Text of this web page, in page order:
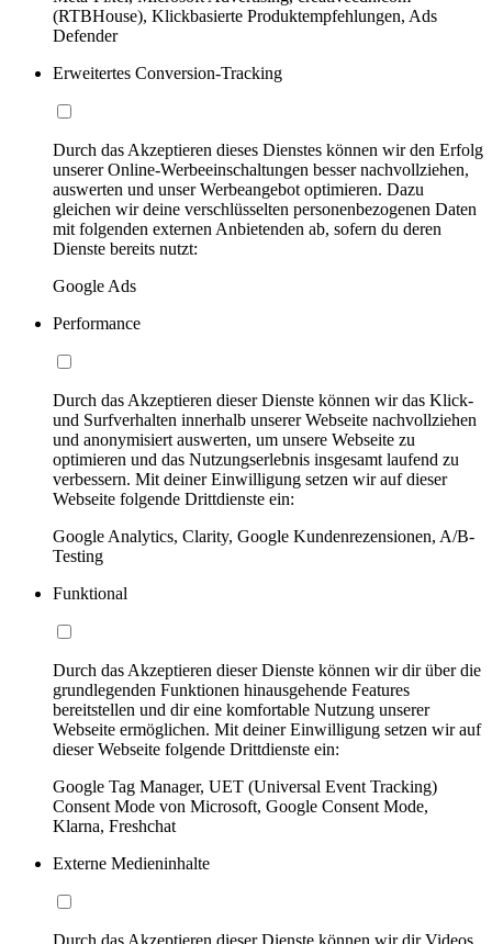
(RTBHouse), Klickbasierte Produktempfehlungen, Ads
Defender
Erweitertes Conversion-Tracking
Durch das Akzeptieren dieses Dienstes können wir den Erfolg
unserer Online-Werbeeinschaltungen besser nachvollziehen,
auswerten und unser Werbeangebot optimieren. Dazu
gleichen wir deine verschlüsselten personenbezogenen Daten
mit folgenden externen Anbietenden ab, sofern du deren
Dienste bereits nutzt:
Google Ads
Performance
Durch das Akzeptieren dieser Dienste können wir das Klick-
und Surfverhalten innerhalb unserer Webseite nachvollziehen
und anonymisiert auswerten, um unsere Webseite zu
optimieren und das Nutzungserlebnis insgesamt laufend zu
verbessern. Mit deiner Einwilligung setzen wir auf dieser
Webseite folgende Drittdienste ein:
Google Analytics, Clarity, Google Kundenrezensionen, A/B-
Testing
Funktional
Durch das Akzeptieren dieser Dienste können wir dir über die
grundlegenden Funktionen hinausgehende Features
bereitstellen und dir eine komfortable Nutzung unserer
Webseite ermöglichen. Mit deiner Einwilligung setzen wir auf
dieser Webseite folgende Drittdienste ein:
Google Tag Manager, UET (Universal Event Tracking)
Consent Mode von Microsoft, Google Consent Mode,
Klarna, Freshchat
Externe Medieninhalte
Durch das Akzeptieren dieser Dienste können wir dir Videos